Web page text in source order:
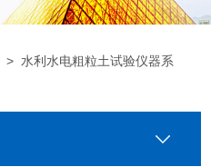
> 水利水电粗粒土试验仪器系